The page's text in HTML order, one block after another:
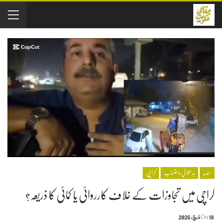
سندھ بدعنوانی و احتساب کراچی
کراچی میں تجاوزات کے خلاف کارروائی یا کمائی کا ذریعہ؟
On 19 مارچ, 2026